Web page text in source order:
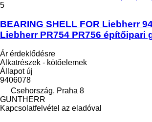
5
BEARING SHELL FOR Liebherr
Liebherr PR754 PR756 építőipari
Ár érdeklődésre
Alkatrészek - kötőelemek
Állapotúj
9406078
Csehország, Praha 8
GUNTHERR
Kapcsolatfelvétel az eladóval